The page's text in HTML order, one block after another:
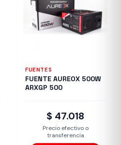
FUENTES
FUENTE AUREOX 500W
ARXGP 500
$ 47.018
Precio efectivo o
transferencia